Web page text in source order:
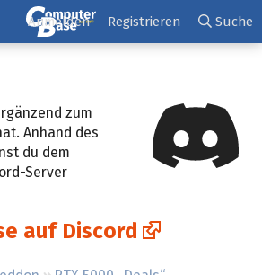
Anmelden Registrieren Suche
zum
Anhand des
du dem
Server
auf Discord